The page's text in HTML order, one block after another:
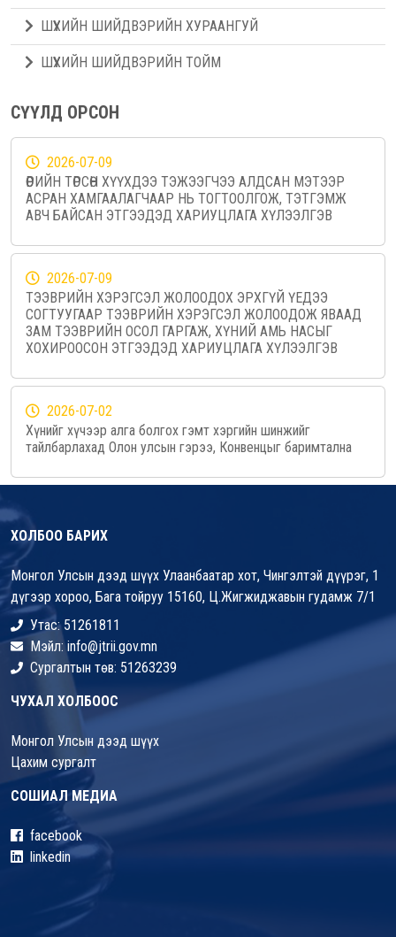
ШҮҮХИЙН ШИЙДВЭРИЙН ХУРААНГУЙ
ШҮҮХИЙН ШИЙДВЭРИЙН ТОЙМ
СҮҮЛД ОРСОН
2026-07-09
ӨӨРИЙН ТӨРСӨН ХҮҮХДЭЭ ТЭЖЭЭГЧЭЭ АЛДСАН МЭТЭЭР
АСРАН ХАМГААЛАГЧААР НЬ ТОГТООЛГОЖ, ТЭТГЭМЖ
АВЧ БАЙСАН ЭТГЭЭДЭД ХАРИУЦЛАГА ХҮЛЭЭЛГЭВ
2026-07-09
ТЭЭВРИЙН ХЭРЭГСЭЛ ЖОЛООДОХ ЭРХГҮЙ ҮЕДЭЭ
СОГТУУГААР ТЭЭВРИЙН ХЭРЭГСЭЛ ЖОЛООДОЖ ЯВААД
ЗАМ ТЭЭВРИЙН ОСОЛ ГАРГАЖ, ХҮНИЙ АМЬ НАСЫГ
ХОХИРООСОН ЭТГЭЭДЭД ХАРИУЦЛАГА ХҮЛЭЭЛГЭВ
2026-07-02
Хүнийг хүчээр алга болгох гэмт хэргийн шинжийг
тайлбарлахад Олон улсын гэрээ, Конвенцыг баримтална
ХОЛБОО БАРИХ
Монгол Улсын дээд шүүх Улаанбаатар хот, Чингэлтэй дүүрэг, 1
дүгээр хороо, Бага тойруу 15160, Ц.Жигжиджавын гудамж 7/1
Утас: 51261811
Мэйл: info@jtrii.gov.mn
Сургалтын төв: 51263239
ЧУХАЛ ХОЛБООС
Монгол Улсын дээд шүүх
Цахим сургалт
СОШИАЛ МЕДИА
facebook
linkedin